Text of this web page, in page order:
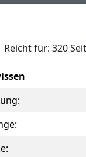
Reicht für: 320